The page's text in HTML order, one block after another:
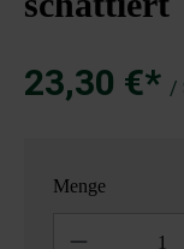
23,30 €* /
Menge